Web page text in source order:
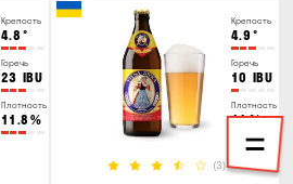
Крепость
4.8 °
Горечь
23 IBU
Плотность
11.8 %
Крепость
4.9 °
Горечь
10 IBU
Плотность
11%
(3)